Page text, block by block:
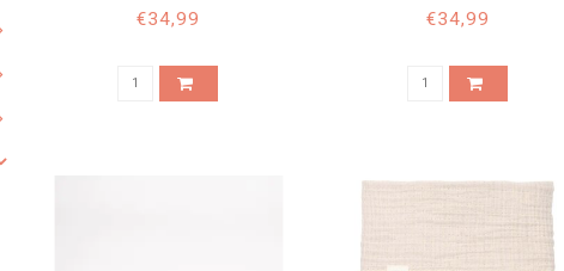
MOUW ROND RIB MILKY
€34,99
MOUW VELVET HAZEL
€34,99